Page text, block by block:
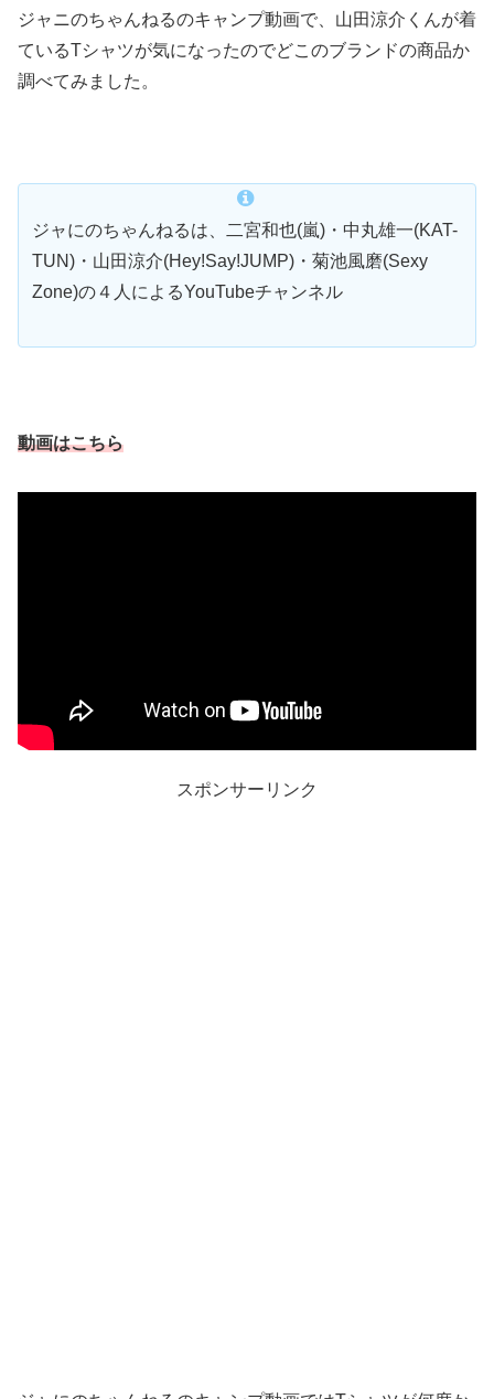
ジャニのちゃんねるのキャンプ動画で、山田涼介くんが着
ているTシャツが気になったのでどこのブランドの商品か
調べてみました。
ジャにのちゃんねるは、二宮和也(嵐)・中丸雄一(KAT-
TUN)・山田涼介(Hey!Say!JUMP)・菊池風磨(Sexy
Zone)の４人によるYouTubeチャンネル
動画はこちら
スポンサーリンク